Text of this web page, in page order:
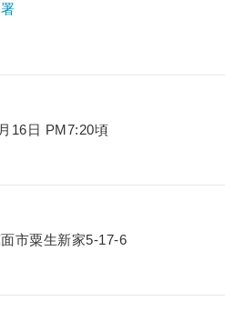
16日 PM7:20頃
市粟生新家5-17-6